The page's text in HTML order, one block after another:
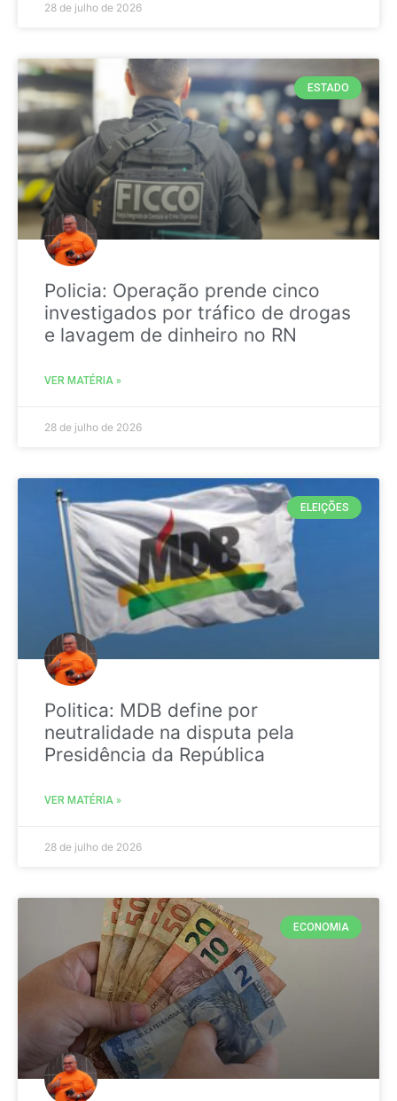
28 de julho de 2026
ESTADO
Policia: Operação prende cinco
investigados por tráfico de drogas
e lavagem de dinheiro no RN
VER MATÉRIA »
28 de julho de 2026
ELEIÇÕES
Politica: MDB define por
neutralidade na disputa pela
Presidência da República
VER MATÉRIA »
28 de julho de 2026
ECONOMIA